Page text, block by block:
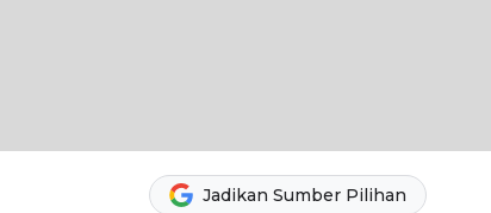
Jadikan Sumber Pilihan